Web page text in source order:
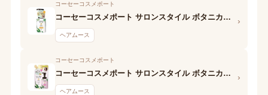
コーセーコスメポート
コーセーコスメポート サロンスタイル ボタニカルホイップ(パーマ用)
ヘアムース
›
コーセーコスメポート
コーセーコスメポート サロンスタイル ボタニカルホイップ(ストレート用)
ヘアムース
›